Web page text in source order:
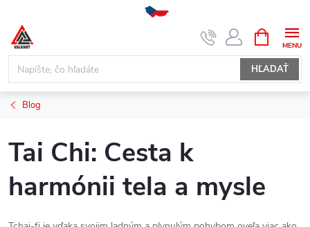
Prejsť
obsah
HĽADAŤ
KOŠÍK
Blog
Tai Chi: Cesta k
harmónii tela a mysle